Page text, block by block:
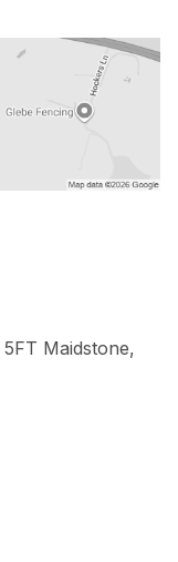
5FT Maidstone,